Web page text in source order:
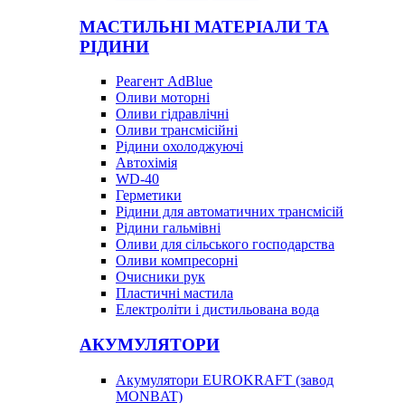
МАСТИЛЬНІ МАТЕРІАЛИ ТА
РІДИНИ
Реагент AdBlue
Оливи моторні
Оливи гідравлічні
Оливи трансмісійні
Рідини охолоджуючі
Автохімія
WD-40
Герметики
Рідини для автоматичних трансмісій
Рідини гальмівні
Оливи для сільського господарства
Оливи компресорні
Очисники рук
Пластичні мастила
Електроліти і дистильована вода
АКУМУЛЯТОРИ
Акумулятори EUROKRAFT (завод
MONBAT)